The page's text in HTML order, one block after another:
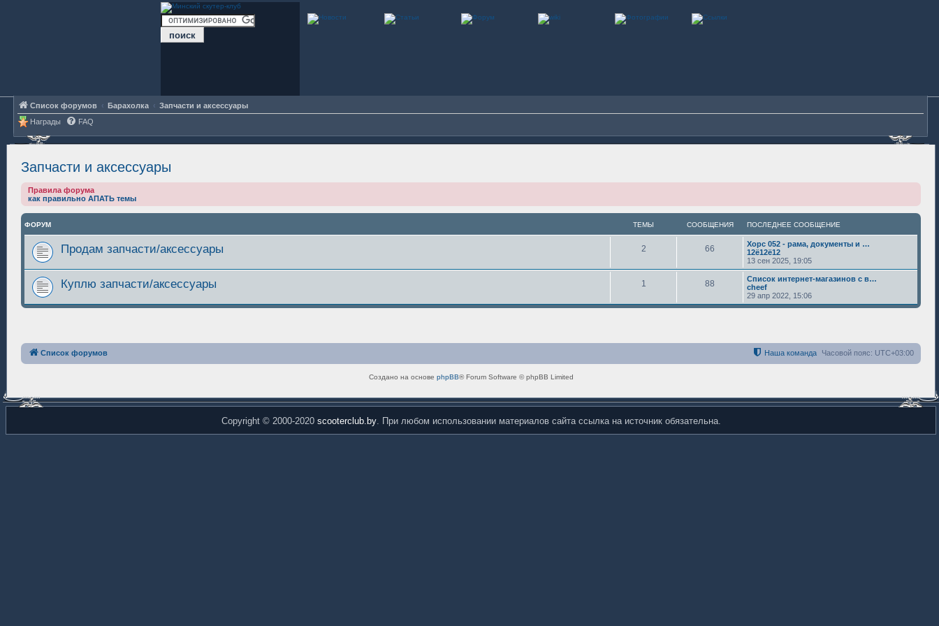
Список форумов Барахолка
Запчасти и аксессуары
Награды
FAQ
Запчасти и аксессуары
Правила форума
как правильно АПАТЬ темы
ФОРУМ ТЕМЫ СООБЩЕНИЯ ПОСЛЕДНЕЕ СООБЩЕНИЕ
Продам запчасти/аксессуары 2 66
Хорс 052 - рама, документы и …
12ё12ё12
13 сен 2025, 19:05
Куплю запчасти/аксессуары 1 88
Список интернет-магазинов с в…
cheef
29 апр 2022, 15:06
Список форумов Часовой пояс: UTC+03:00
Наша команда
Создано на основе phpBB® Forum Software © phpBB Limited
Copyright © 2000-2020 scooterclub.by. При любом использовании материалов сайта ссылка на источник обязательна.